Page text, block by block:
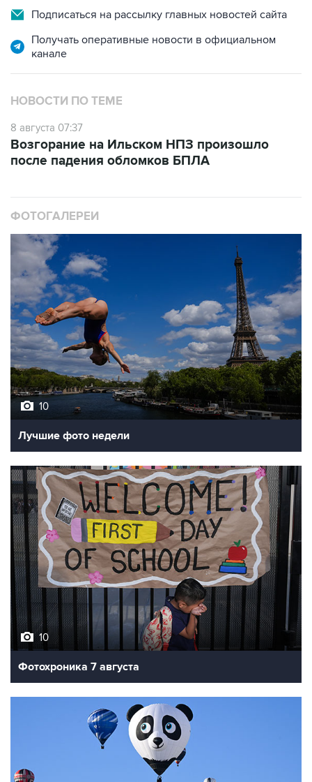
Получать оперативные новости в официальном
НОВОСТИ ПО ТЕМЕ
8 августа 07:37
после падения обломков БПЛА
10
Лучшие фото недели
10
Фотохроника 7 августа